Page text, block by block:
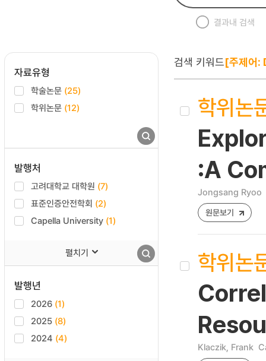
결과내 검색
자료유형
학술논문 (25)
학위논문 (12)
발행처
고려대학교 대학원 (7)
표준인증안전학회 (2)
Capella University (1)
펼치기
발행년
2026 (1)
2025 (8)
2024 (4)
검색 키워드[주제
학위논
:A
Jongsang Ryoo
원문보기
학위논
Klaczik, Frank